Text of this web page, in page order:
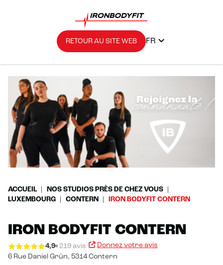
RETOUR AU SITE WEB FR
ACCUEIL
NOS STUDIOS PRÈS DE CHEZ VOUS
LUXEMBOURG
CONTERN IRON BODYFIT CONTERN
IRON BODYFIT CONTERN
4,9 219 avis
Donnez votre avis
6 Rue Daniel Grün, 5314 Contern